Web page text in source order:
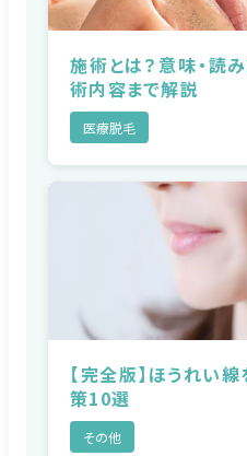
施術とは？意味・読
術内容まで解説
医療脱毛
【完全版】ほうれい
策10選
その他